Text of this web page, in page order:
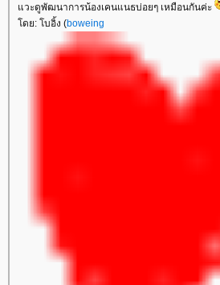
วะดูพัฒนาการน้องเคนแนธบ่อยๆ เหมือนกันค่ะ
ดย: โบอิ้ง (boweing